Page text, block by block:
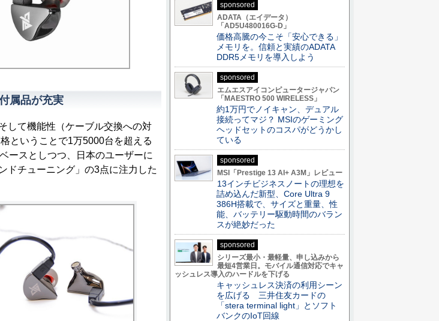
属品が充実
して機能性（ケーブル交換への対
ということで1万5000台を超える
ースとしつつ、日本のユーザーに
ドチューニング」の3点に注力した
sponsored
ADATA（エイデータ）
「AD5U480016G-D」
価格高騰の今こそ「安心できる」
メモリを。信頼と実績のADATA
DDR5メモリを導入しよう
sponsored
エムエスアイコンピュータージャパン
「MAESTRO 500 WIRELESS」
約1万円でノイキャン、デュアル
接続ってマジ？ MSIのゲーミング
ヘッドセットのコスパがどうかし
ている
sponsored
MSI「Prestige 13 AI+ A3M」レビュー
13インチビジネスノートの理想を
詰め込んだ新型、Core Ultra 9
386H搭載で、サイズと重量、性
能、バッテリー駆動時間のバラン
スが絶妙だった
sponsored
シリーズ最小・最軽量、申し込みから
最短4営業日。モバイル通信対応でキャ
ッシュレス導入のハードルを下げる
キャッシュレス決済の利用シーン
を広げる 三井住友カードの
「stera terminal light」とソフト
バンクのIoT回線